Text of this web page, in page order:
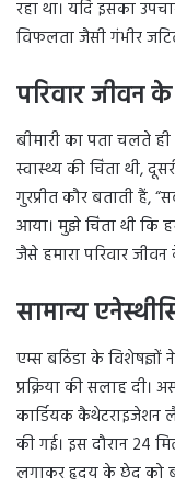
रहा था। यदि इसका
विफलता जैसी गंभीर
परिवार जीवन
बीमारी का पता चलते
स्वास्थ्य की चिंता थी,
गुरप्रीत कौर बताती हैं,
आया। मुझे चिंता थी कि
जैसे हमारा परिवार
सामान्य
एम्स बठिंडा के
प्रक्रिया की सलाह दी।
कार्डियक कैथेटराइजेशन
की गई। इस दौरान 24
लगाकर हृदय के छेद को